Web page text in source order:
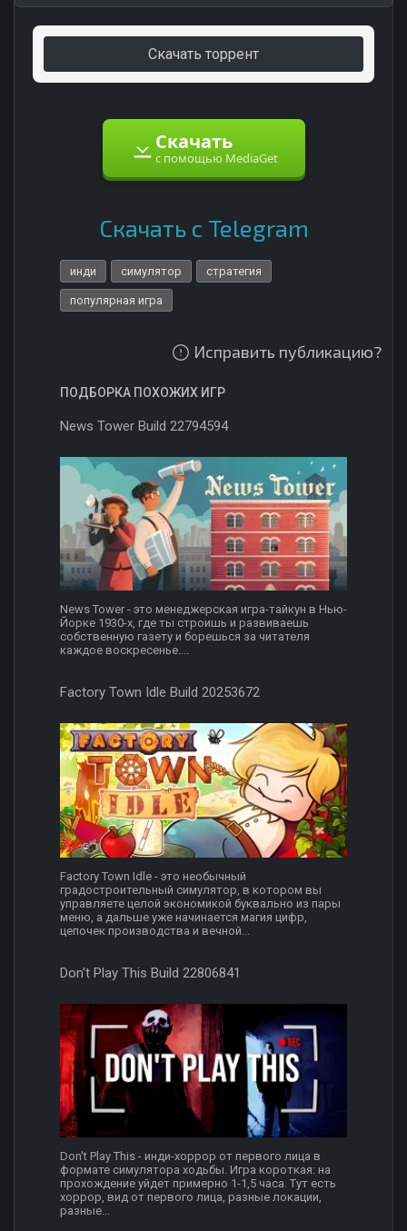
Скачать торрент
Скачать
с помощью MediaGet
Скачать с Telegram
инди симулятор стратегия
популярная игра
Исправить публикацию?
ПОДБОРКА ПОХОЖИХ ИГР
News Tower Build 22794594
News Tower - это менеджерская игра-тайкун в Нью-
Йорке 1930-х, где ты строишь и развиваешь
собственную газету и борешься за читателя
каждое воскресенье....
Factory Town Idle Build 20253672
Factory Town Idle - это необычный
градостроительный симулятор, в котором вы
управляете целой экономикой буквально из пары
меню, а дальше уже начинается магия цифр,
цепочек производства и вечной...
Don't Play This Build 22806841
Don't Play This - инди-хоррор от первого лица в
формате симулятора ходьбы. Игра короткая: на
прохождение уйдет примерно 1-1,5 часа. Тут есть
хоррор, вид от первого лица, разные локации,
разные...